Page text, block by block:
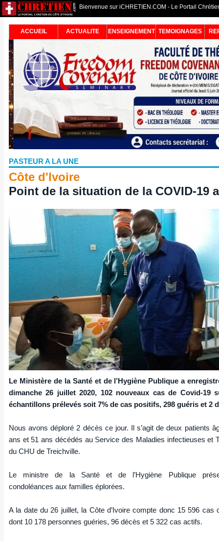
Bienvenue sur iCHRETIEN.COM - Le Portail
ACCUEIL ACTUALITE ENSEIGNEMENT TEMOIGNAGES
PASTEUR A LA UNE
Côte d'Ivoire
Point de la situation de la COVID-19
Le Ministère de la Santé et de l’Hygiène Publique a
dimanche 26 juillet 2020, 102 nouveaux cas de Covid-19
échantillons prélevés soit 7% de cas positifs, 298 guéris et 2
Nous avons déploré 2 décès ce jour. Il s’agit de deux patients
ans et 51 ans décédés au Service des Maladies infectieuses et
du CHU de Treichville.
Le ministre de la Santé et de l’Hygiène Publique
condoléances aux familles éplorées.
A la date du 26 juillet, la Côte d’Ivoire compte donc 15 596 cas
dont 10 178 personnes guéries, 96 décès et 5 322 cas actifs.